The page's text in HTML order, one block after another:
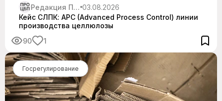
Редакция Про ЦБП 03.08.2026
Кейс СЛПК: APC (Advanced Process Control) линии
производства целлюлозы
90
1
Госрегулирование